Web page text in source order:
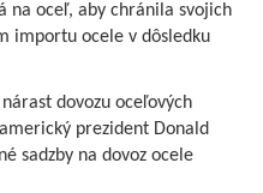
na oceľ, aby chránila svojich
importu ocele v dôsledku
dovozu oceľových
prezident Donald
sadzby na dovoz ocele